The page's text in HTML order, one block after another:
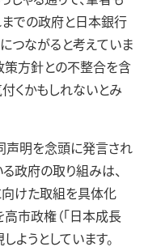
までの政府と日本銀行
つながると考えていま
策方針との不整合を含
くかもしれないとみ
声明を念頭に発言され
政府の取り組みは、
けた取組を具体化
高市政権（「日本成長
ようとしています。